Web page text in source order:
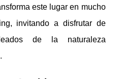
este lugar en mucho
invitando a disfrutar de
de la naturaleza